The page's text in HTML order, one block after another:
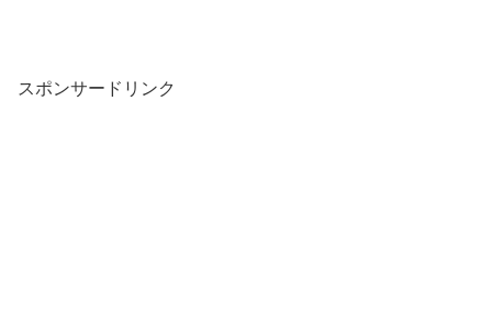
スポンサードリンク